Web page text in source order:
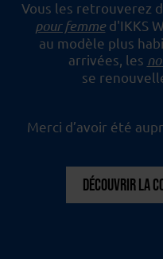
Vous les retrouverez
pour femmed'IKKS
au modèle plus
arrivées, les
se
Merci d’avoir été
DÉCOUVRIR LA